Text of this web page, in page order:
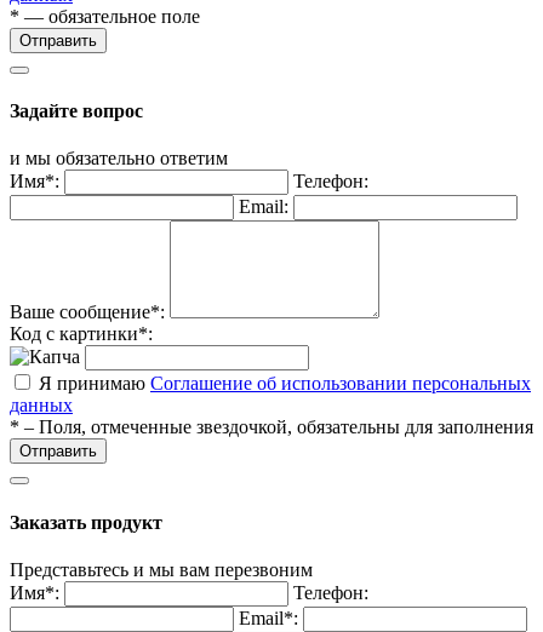
* — обязательное поле
Отправить
Задайте вопрос
и мы обязательно ответим
Имя*:
Телефон:
Email:
Ваше сообщение*:
Код с картинки*:
Я принимаю Соглашение об использовании персональных
данных
* – Поля, отмеченные звездочкой, обязательны для заполнения
Отправить
Заказать продукт
Представьтесь и мы вам перезвоним
Имя*:
Телефон:
Email*: